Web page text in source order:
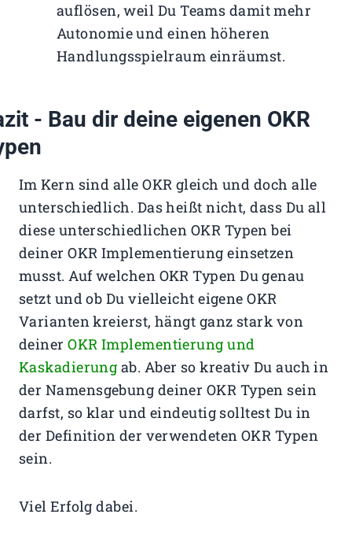
auflösen, weil Du Teams damit mehr
Autonomie und einen höheren
Handlungsspielraum einräumst.
- Bau dir deine eigenen OKR
Im Kern sind alle OKR gleich und doch alle
unterschiedlich. Das heißt nicht, dass Du all
diese unterschiedlichen OKR Typen bei
deiner OKR Implementierung einsetzen
musst. Auf welchen OKR Typen Du genau
setzt und ob Du vielleicht eigene OKR
Varianten kreierst, hängt ganz stark von
deinerOKR Implementierung und
Kaskadierung ab. Aber so kreativ Du auch in
der Namensgebung deiner OKR Typen sein
darfst, so klar und eindeutig solltest Du in
der Definition der verwendeten OKR Typen
sein.
Viel Erfolg dabei.